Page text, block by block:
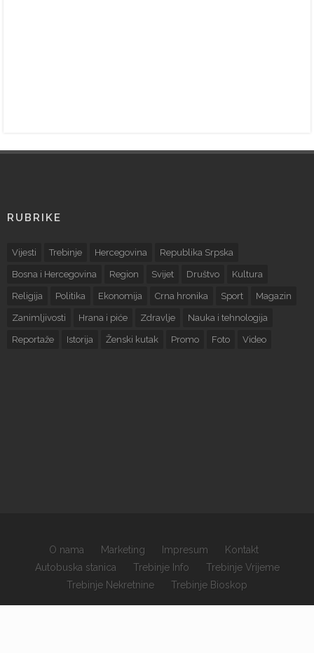
×
RUBRIKE
Vijesti Trebinje Hercegovina Republika Srpska
Bosna i Hercegovina Region Svijet Društvo Kultura
Religija Politika Ekonomija Crna hronika Sport Magazin
Zanimljivosti Hrana i piće Zdravlje Nauka i tehnologija
Reportaže Istorija Ženski kutak Promo Foto Video
O nama Marketing Impresum
Kontakt
Autobuska stanica
Trebinje Info
Trebinje Vrijeme
Trebinje Nekretnine
Trebinje Bioskop